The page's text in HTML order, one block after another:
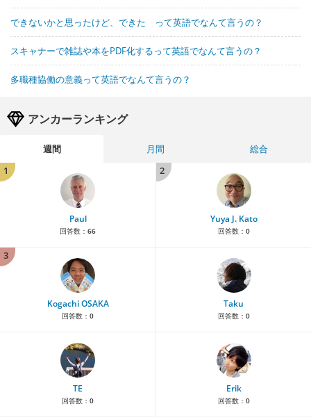
できないかと思ったけど、できた って英語でなんて言うの？
スキャナーで雑誌や本をPDF化するって英語でなんて言うの？
多職種協働の意義って英語でなんて言うの？
アンカーランキング
週間 月間
総合
1
Paul
回答数： 66
2
Yuya J. Kato
回答数： 0
3
Kogachi OSAKA
回答数： 0
Taku
回答数： 0
TE
回答数： 0
Erik
回答数： 0